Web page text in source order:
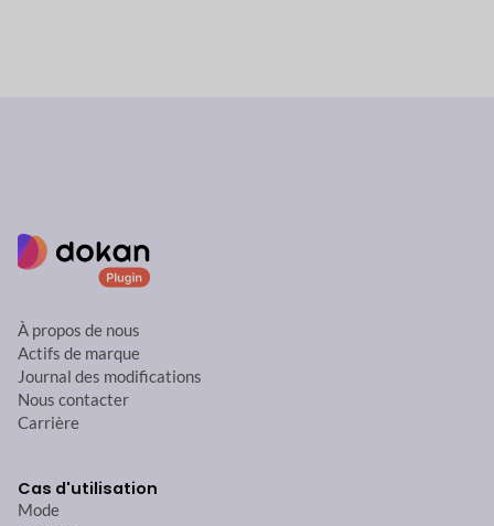
À propos de nous
Actifs de marque
Journal des modifications
Nous contacter
Carrière
Cas d'utilisation
Mode